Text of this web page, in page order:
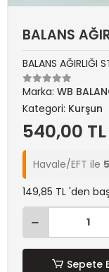
BALANS
BALANS AĞIRLIĞI
Marka: WB
Kategori: Kurşun
540,00 TL
Havale/EFT ile
149,85 TL 'den
Sepete